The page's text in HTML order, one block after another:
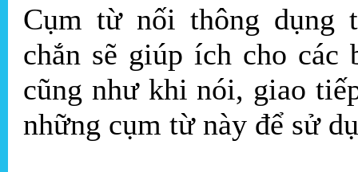
Cụm từ nối thông dụng
chắn sẽ giúp ích cho
cũng như khi nói, giao
những cụm từ này để sử